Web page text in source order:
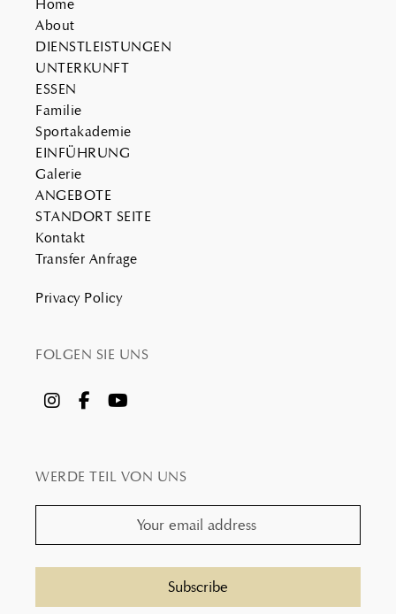
Home
About
DIENSTLEISTUNGEN
UNTERKUNFT
ESSEN
Familie
Sportakademie
EINFÜHRUNG
Galerie
ANGEBOTE
STANDORT SEITE
Kontakt
Transfer Anfrage
Privacy Policy
FOLGEN SIE UNS
WERDE TEIL VON UNS